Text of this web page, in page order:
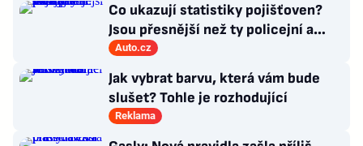
Co ukazují statistiky pojišťoven?
Jsou přesnější než ty policejní a
veřejně dostupné!
Auto.cz
Jak vybrat barvu, která vám bude
slušet? Tohle je rozhodující
Reklama